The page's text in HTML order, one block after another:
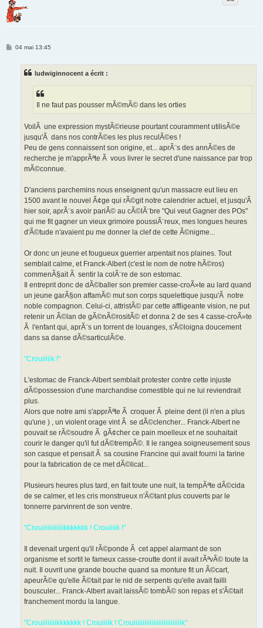
M04 mai 13:45
ludwiginnocent a écrit :
Il ne faut pas pousser mÃ©mÃ© dans les orties
VoilÃ une expression mystÃ©rieuse pourtant couramment utilisÃ©e
jusqu'Ã dans nos contrÃ©es les plus reculÃ©es !
Peu de gens connaissent son origine, et... aprÃ¨s des annÃ©es de
recherche je m'apprÃªte Ã vous livrer le secret d'une naissance par trop
mÃ©connue.
D'anciens parchemins nous enseignent qu'un massacre eut lieu en
1500 avant le nouvel Ã¢ge qui rÃ©git notre calendrier actuel, et jusqu'Ã
hier soir, aprÃ¨s avoir pariÃ© au cÃ©lÃ¨bre "Qui veut Gagner des POs"
qui me fit gagner un vieux grimoire poussiÃ¨reux, mes longues heures
d'Ã©tude n'avaient pu me donner la clef de cette Ã©nigme...
Or donc un jeune et fougueux guerrier arpentait nos plaines. Tout
semblait calme, et Franck-Albert (c'est le nom de notre hÃ©ros)
commenÃ§ait Ã sentir la colÃ¨re de son estomac.
Il entreprit donc de dÃ©baller son premier casse-croÃ»te au lard quand
un jeune garÃ§on affamÃ© mut son corps squelettique jusqu'Ã notre
noble compagnon. Celui-ci, attristÃ© par cette affligeante vision, ne put
retenir un Ã©lan de gÃ©nÃ©rositÃ© et donna 2 de ses 4 casse-croÃ»te
Ã l'enfant qui, aprÃ¨s un torrent de louanges, s'Ã©loigna doucement
dans sa danse dÃ©sarticulÃ©e.
"Crouiiiiik !"
L'estomac de Franck-Albert semblait protester contre cette injuste
dÃ©possession d'une marchandise comestible qui ne lui reviendrait
plus.
Alors que notre ami s'apprÃªte Ã croquer Ã pleine dent (il n'en a plus
qu'une ) , un violent orage vint Ã se dÃ©clencher... Franck-Albert ne
pouvait se rÃ©soudre Ã gÃ¢cher ce pain moelleux et ne souhaitait
courir le danger qu'il fut dÃ©trempÃ©. Il le rangea soigneusement sous
son casque et pensait Ã sa cousine Francine qui avait fourni la farine
pour la fabrication de ce met dÃ©licat...
Plusieurs heures plus tard, en fait toute une nuit, la tempÃªte dÃ©cida
de se calmer, et les cris monstrueux n'Ã©tant plus couverts par le
tonnerre parvinrent de son ventre.
"Crouiiiiiiiiiiiikkkkkkk ! Crouiiiik !"
Il devenait urgent qu'il rÃ©ponde Ã cet appel alarmant de son
organisme et sortit le fameux casse-croutte dont il avait rÃªvÃ© toute la
nuit. Il ouvrit une grande bouche quand sa monture fit un Ã©cart,
apeurÃ©e qu'elle Ã©tait par le nid de serpents qu'elle avait failli
bousculer... Franck-Albert avait laissÃ© tombÃ© son repas et s'Ã©tait
franchement mordu la langue.
"Crouiiiiiiiikkkkkkk ! Crouiiiik ! Crouiiiiiiiiiiiiiiiiiiiiiiiiiiik"